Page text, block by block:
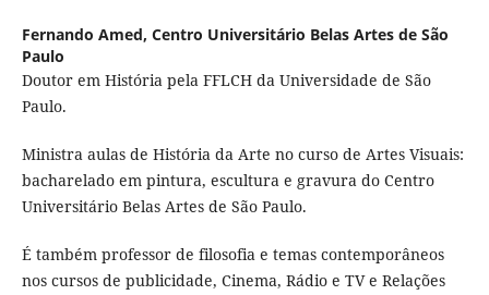
Fernando Amed, Centro Universitário Belas Artes de São
Paulo
Doutor em História pela FFLCH da Universidade de São
Paulo.
Ministra aulas de História da Arte no curso de Artes Visuais:
bacharelado em pintura, escultura e gravura do Centro
Universitário Belas Artes de São Paulo.
É também professor de filosofia e temas contemporâneos
nos cursos de publicidade, Cinema, Rádio e TV e Relações